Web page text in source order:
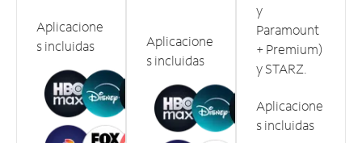
Aplicacione
s incluidas
Aplicacione
s incluidas
y
Paramount
+ Premium)
y STARZ.
Aplicacione
s incluidas